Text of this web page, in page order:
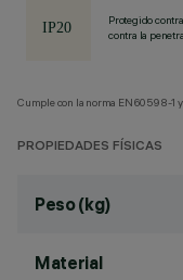
Protegido
contra la
Cumple con la norma EN60598-1
PROPIEDADES FÍSICAS
Peso (kg)
Material